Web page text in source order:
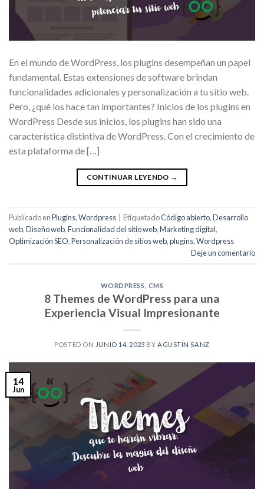
En el mundo de WordPress, los plugins desempeñan un papel
fundamental. Estas extensiones de software brindan
funcionalidades adicionales y personalización a tu sitio web.
Pero, ¿qué los hace tan importantes? Inicios de los plugins en
WordPress Desde sus inicios, los plugins han sido una
característica distintiva de WordPress. Con el crecimiento de
esta plataforma de […]
CONTINUAR LEYENDO →
Publicado enPlugins,Wordpress EtiquetadoCódigo abierto,Desarrollo
web,Diseño web,Funcionalidad del sitio web,Marketing digital,
Optimización SEO,Personalización de sitios web,plugins,Wordpress
Deje un comentario
WORDPRESS CMS
8 Themes de WordPress para una
Experiencia Visual Impresionante
POSTED ON JUNIO 14, 2023 BY AGUSTIN SANZ
14
Jun